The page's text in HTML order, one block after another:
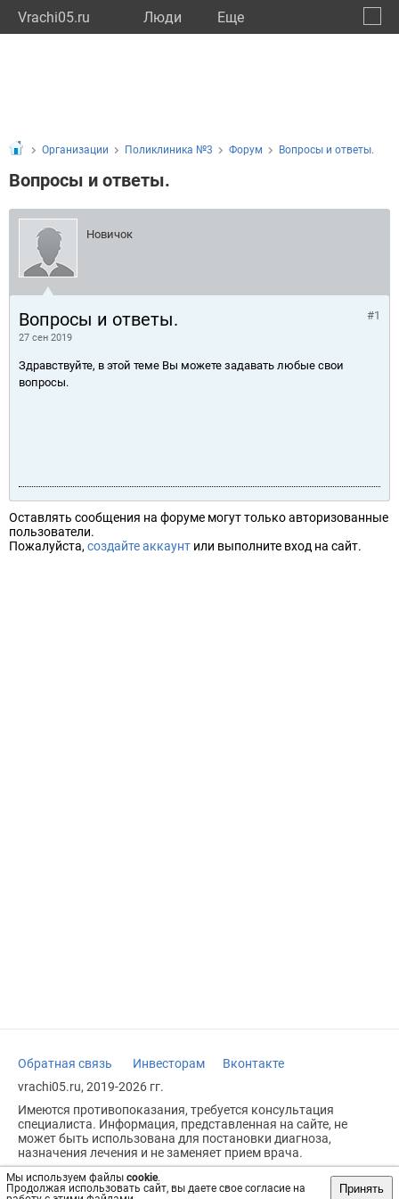
Vrachi05.ru Люди Eще
Мы используем файлы cookie.
Продолжая использовать сайт, вы даете свое согласие на
Принять
Организации Поликлиника №3 Форум Вопросы и ответы.
Вопросы и ответы.
Новичок
Вопросы и ответы.
27 сен 2019
#1
Здравствуйте, в этой теме Вы можете задавать любые свои
вопросы.
Оставлять сообщения на форуме могут только авторизованные
пользователи.
Пожалуйста, создайте аккаунт или выполните вход на сайт.
Обратная связь Инвесторам
Вконтакте
vrachi05.ru, 2019-2026 гг.
Имеются противопоказания, требуется консультация
специалиста. Информация, представленная на сайте, не
может быть использована для постановки диагноза,
назначения лечения и не заменяет прием врача.
Возрастное ограничение: 18+